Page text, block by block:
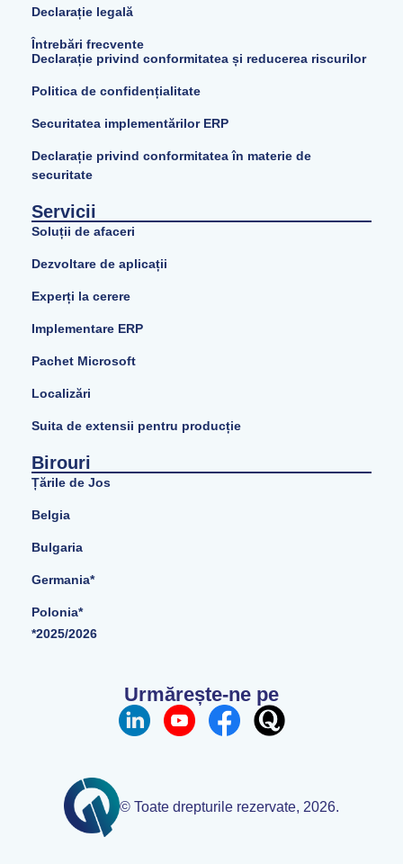
Declarație legală
Întrebări frecvente
Declarație privind conformitatea și reducerea riscurilor
Politica de confidențialitate
Securitatea implementărilor ERP
Declarație privind conformitatea în materie de
securitate
Servicii
Soluții de afaceri
Dezvoltare de aplicații
Experți la cerere
Implementare ERP
Pachet Microsoft
Localizări
Suita de extensii pentru producție
Birouri
Țările de Jos
Belgia
Bulgaria
Germania*
Polonia*
*2025/2026
Urmărește-ne pe
© Toate drepturile rezervate, 2026.